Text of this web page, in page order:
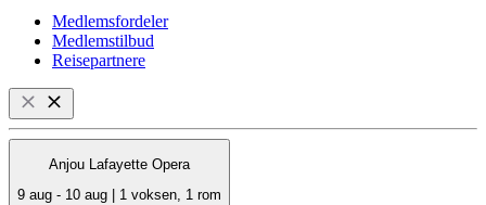
Medlemsfordeler
Medlemstilbud
Reisepartnere
Anjou Lafayette Opera
9 aug - 10 aug | 1 voksen, 1 rom